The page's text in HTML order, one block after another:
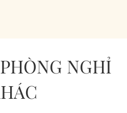
NGHỈ